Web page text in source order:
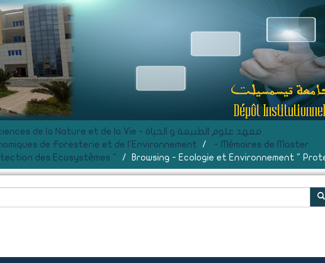
F- Institut des Sciences de la Nature et de la Vie - معهد علوم الطبيعة و الحياة
de Foresterie et de l'Environnement
- Mémoires de Master
des Ecosystèmes "
Browsing - Ecologie et Environnement "